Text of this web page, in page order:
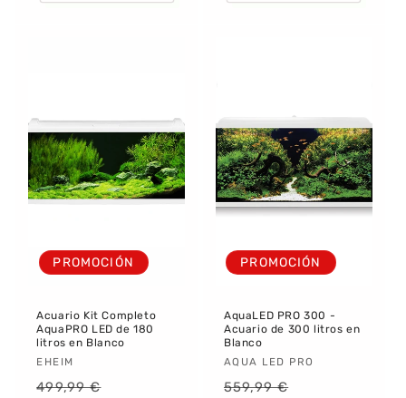
PROMOCIÓN
Acuario Kit Completo
AquaPRO LED de 180
litros en Blanco
Proveedor:
EHEIM
Precio
499,99 €
PROMOCIÓN
AquaLED PRO 300 -
Acuario de 300 litros en
Blanco
Proveedor:
AQUA LED PRO
Precio
559,99 €